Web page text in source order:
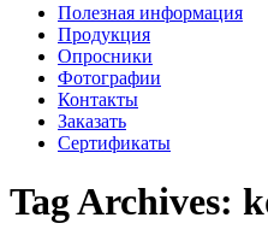
Полезная информация
Продукция
Опросники
Фотографии
Контакты
Заказать
Сертификаты
Tag Archives: